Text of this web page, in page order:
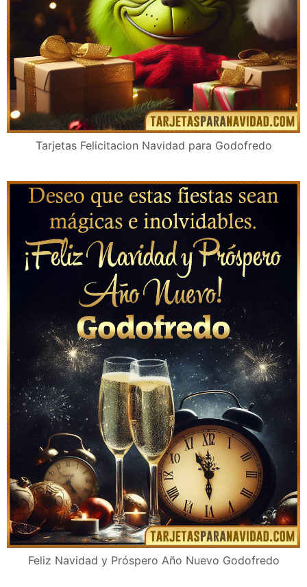
Tarjetas Felicitacion Navidad para Godofredo
Feliz Navidad y Próspero Año Nuevo Godofredo